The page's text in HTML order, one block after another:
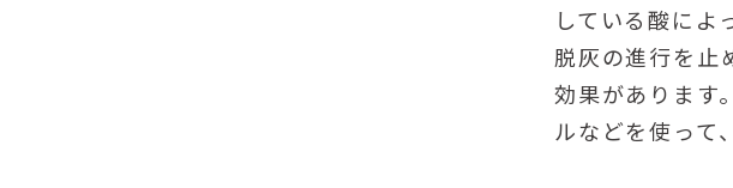
している酸によ
脱灰の進行を止
効果があります
ルなどを使って